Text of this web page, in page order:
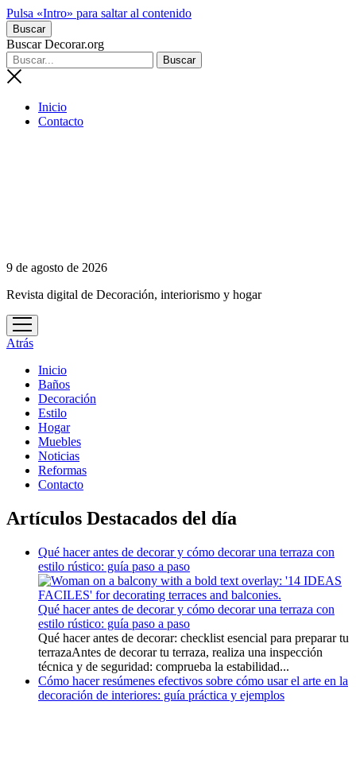
Pulsa «Intro» para saltar al contenido
Buscar
Buscar Decorar.org
Inicio
Contacto
9 de agosto de 2026
Revista digital de Decoración, interiorismo y hogar
abrir
menú
Atrás
Inicio
Baños
Decoración
Estilo
Hogar
Muebles
Noticias
Reformas
Contacto
Artículos Destacados del día
Qué hacer antes de decorar y cómo decorar una terraza con
estilo rústico: guía paso a paso
Qué hacer antes de decorar y cómo decorar una terraza con
estilo rústico: guía paso a paso
Qué hacer antes de decorar: checklist esencial para preparar tu
terrazaAntes de decorar tu terraza, realiza una inspección
técnica y de seguridad: comprueba la estabilidad...
Cómo hacer resúmenes efectivos sobre cómo usar el arte en la
decoración de interiores: guía práctica y ejemplos